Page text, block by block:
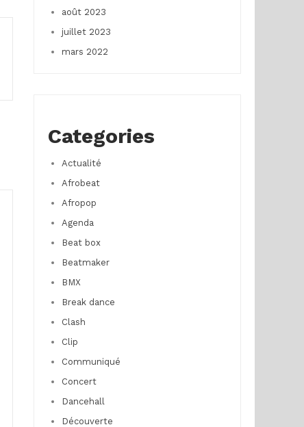
août 2023
juillet 2023
mars 2022
Categories
Actualité
Afrobeat
Afropop
Agenda
Beat box
Beatmaker
BMX
Break dance
Clash
Clip
Communiqué
Concert
Dancehall
Découverte